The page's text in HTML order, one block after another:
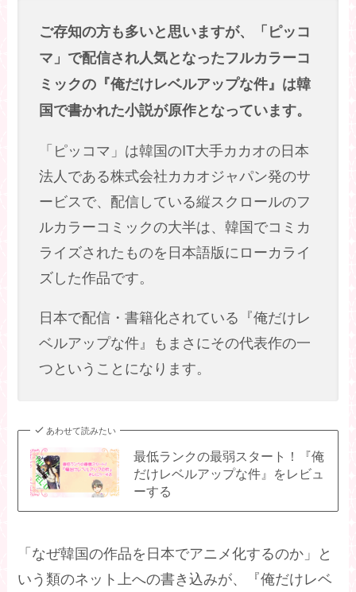
ご存知の方も多いと思いますが、「ピッコ
マ」で配信され人気となったフルカラーコ
ミックの『俺だけレベルアップな件』は韓
国で書かれた小説が原作となっています。
「ピッコマ」は韓国のIT大手カカオの日本
法人である株式会社カカオジャパン発のサ
ービスで、配信している縦スクロールのフ
ルカラーコミックの大半は、韓国でコミカ
ライズされたものを日本語版にローカライ
ズした作品です。
日本で配信・書籍化されている『俺だけレ
ベルアップな件』もまさにその代表作の一
つということになります。
あわせて読みたい
最低ランクの最弱スタート！『俺
だけレベルアップな件』をレビュ
ーする
「なぜ韓国の作品を日本でアニメ化するのか」と
いう類のネット上への書き込みが、『俺だけレベ